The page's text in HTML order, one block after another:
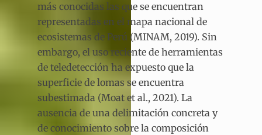
más conocidas las que se encuentran
representadas en el mapa nacional de
ecosistemas de Perú (MINAM, 2019). Sin
embargo, el uso reciente de herramientas
de teledetección ha expuesto que la
superficie de lomas se encuentra
subestimada (Moat et al., 2021). La
ausencia de una delimitación concreta y
de conocimiento sobre la composición